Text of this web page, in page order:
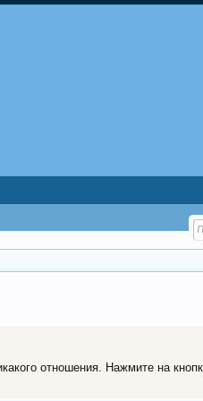
отношения. Нажмите на